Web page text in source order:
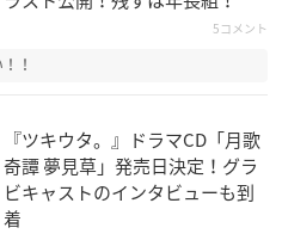
5コメント
！
『ツキウタ。』ドラマCD「月歌
奇譚 夢見草」発売日決定！グラ
ビキャストのインタビューも到
着